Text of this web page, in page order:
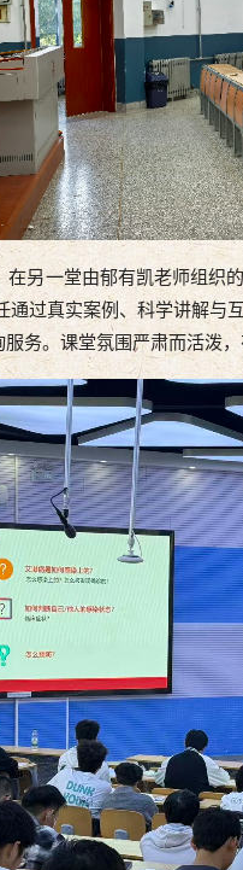
一堂由郁有凯老师组织
过真实案例、科学讲解
务。课堂氛围严肃而活泼